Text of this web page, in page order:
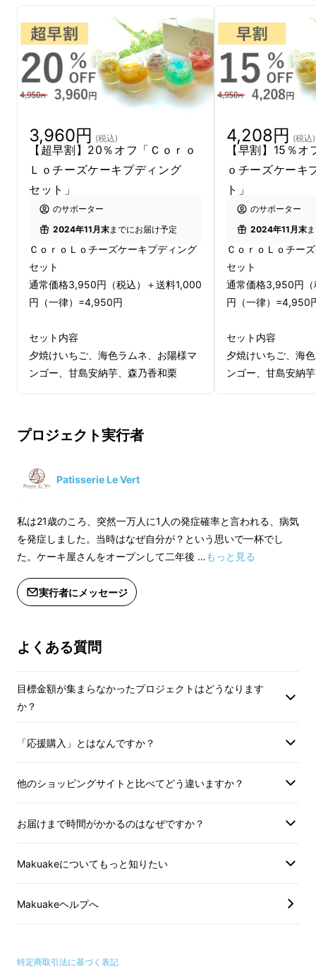
冷凍保存ができます！低糖質なのに解
凍しても分離せず、驚く程なめらかな
舌触りで、いつでも美味しくお召し上
がりいただけます！
3,960円 (税込)
【超早割】20％オフ「Ｃｏｒｏ
Ｌｏチーズケーキプディング
セット」
のサポーター
2024年11月末までにお届け予定
ＣｏｒｏＬｏチーズケーキプディング
セット
通常価格3,950円（税込）＋送料1,000
円（一律）=4,950円
セット内容
夕焼けいちご、海色ラムネ、お陽様マ
ンゴー、甘島安納芋、森乃香和栗
【賞味期限】製造後、冷凍保存（－
18℃以下）120日。解凍後は冷蔵7日。
色ラムネ 推定4.5g、お陽様マンゴー
乃香和栗 推定6.8g
り下さい。
※直射日光、高温多湿を避けて保存し
●適格請求書発行事業者登録番号：あ
※適格請求書発行事業者登録番号の記
載のあるインボイスが必要な場合は、
ください。
インボイス（適格請求書）：対応可
4,208円 (税込)
【早割】15％
ｏチーズケーキ
ト」
のサポーター
2024年11月末
ＣｏｒｏＬｏチー
セット
通常価格3,950円
円（一律）=4,950
セット内容
夕焼けいちご、海
ンゴー、甘島安納
乃香和栗 推定6.8g
※適格請求書発行事
インボイス（適格
プロジェクト実行者
Patisserie Le Vert
私は21歳のころ、突然一万人に1人の発症確率と言われる、病気
を発症しました。当時はなぜ自分が？という思いで一杯でし
た。ケーキ屋さんをオープンして二年後 …もっと見る
実行者にメッセージ
よくある質問
目標金額が集まらなかったプロジェクトはどうなります
か？
「応援購入」とはなんですか？
他のショッピングサイトと比べてどう違いますか？
お届けまで時間がかかるのはなぜですか？
Makuakeについてもっと知りたい
Makuakeヘルプへ
特定商取引法に基づく表記